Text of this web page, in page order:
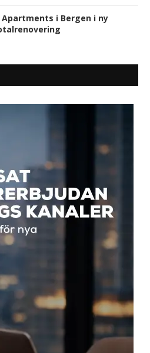
Apartments i Bergen i ny